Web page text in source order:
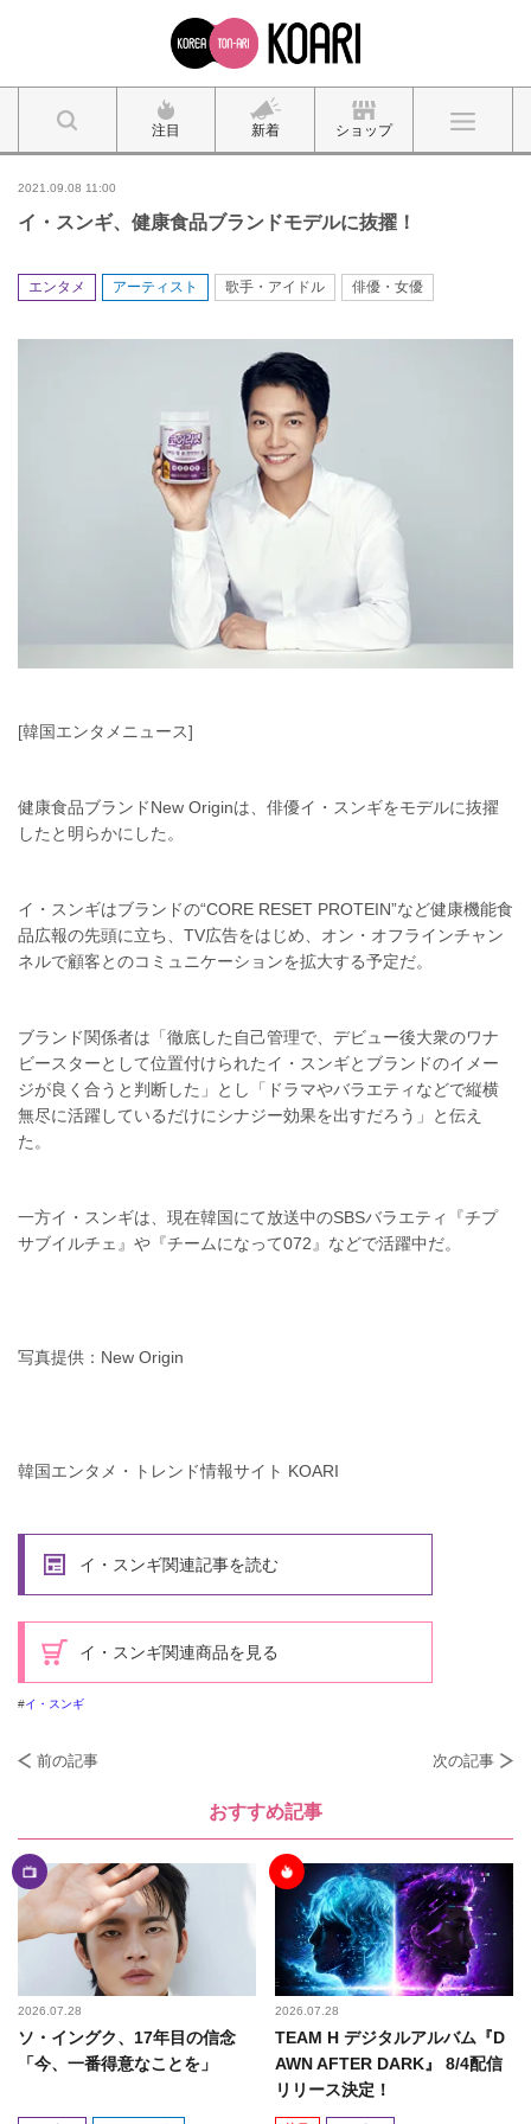
注目 新着 ショップ
2021.09.08 11:00
イ・スンギ、健康食品ブランドモデルに抜擢！
エンタメ アーティスト 歌手・アイドル 俳優・女優
[韓国エンタメニュース]
健康食品ブランドNew Originは、俳優イ・スンギをモデルに抜擢
したと明らかにした。
イ・スンギはブランドの“CORE RESET PROTEIN”など健康機能食
品広報の先頭に立ち、TV広告をはじめ、オン・オフラインチャン
ネルで顧客とのコミュニケーションを拡大する予定だ。
ブランド関係者は「徹底した自己管理で、デビュー後大衆のワナ
ビースターとして位置付けられたイ・スンギとブランドのイメー
ジが良く合うと判断した」とし「ドラマやバラエティなどで縦横
無尽に活躍しているだけにシナジー効果を出すだろう」と伝え
た。
一方イ・スンギは、現在韓国にて放送中のSBSバラエティ『チプ
サブイルチェ』や『チームになって072』などで活躍中だ。
写真提供：New Origin
韓国エンタメ・トレンド情報サイト KOARI
イ・スンギ関連記事を読む
イ・スンギ関連商品を見る
イ・スンギ
前の記事 次の記事
おすすめ記事
2026.07.28
ソ・イングク、17年目の信念
「今、一番得意なことを」
2026.07.28
TEAM H デジタルアルバム『D
AWN AFTER DARK』 8/4配信
リリース決定！